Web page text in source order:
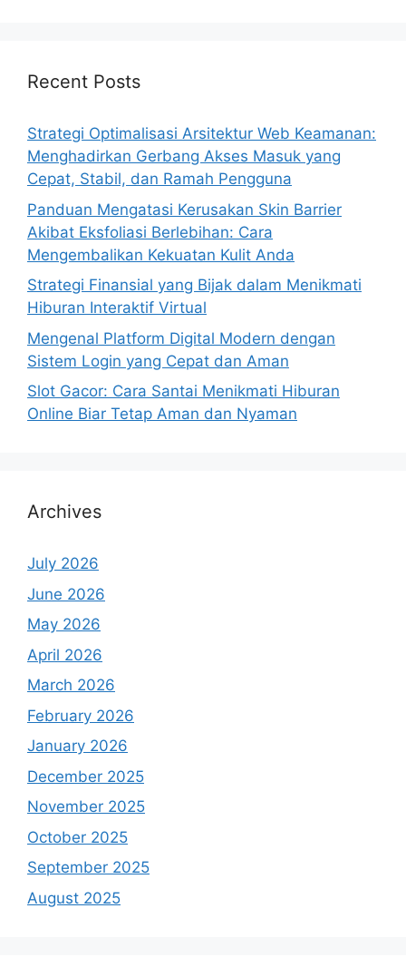
Recent Posts
Strategi Optimalisasi Arsitektur Web Keamanan:
Menghadirkan Gerbang Akses Masuk yang
Cepat, Stabil, dan Ramah Pengguna
Panduan Mengatasi Kerusakan Skin Barrier
Akibat Eksfoliasi Berlebihan: Cara
Mengembalikan Kekuatan Kulit Anda
Strategi Finansial yang Bijak dalam Menikmati
Hiburan Interaktif Virtual
Mengenal Platform Digital Modern dengan
Sistem Login yang Cepat dan Aman
Slot Gacor: Cara Santai Menikmati Hiburan
Online Biar Tetap Aman dan Nyaman
Archives
July 2026
June 2026
May 2026
April 2026
March 2026
February 2026
January 2026
December 2025
November 2025
October 2025
September 2025
August 2025